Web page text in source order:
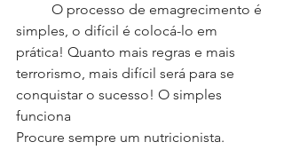
simples, o difícil é colocá-lo em
prática! Quanto mais regras e mais
terrorismo, mais difícil será para se
conquistar o sucesso! O simples
funciona
Procure sempre um nutricionista.